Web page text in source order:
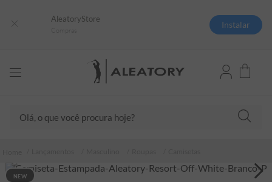
AleatoryStore
Instalar
NEW